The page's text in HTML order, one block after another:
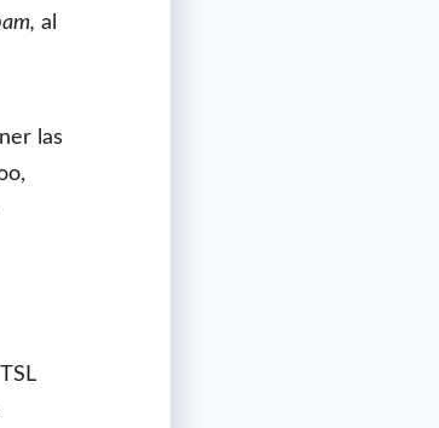
al
las